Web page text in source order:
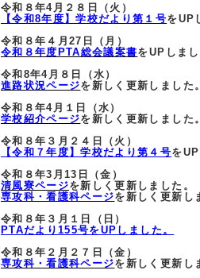
令和８年4月２８日（火）
【令和8年度】学校だより第１号をUP
令和８年４月27日（月）
令和８年度PTA総会議案書をUPしま
令和8年4月８日（水）
進路状況ページを新しく更新しました。
令和８年4月１日（水）
学校紹介ページを新しく更新しました。
令和８年３月２４日（火）
【令和７年度】学校だより第４号をUP
令和８年3月13日（金）
清風寮ページを新しく更新しました。
専攻科・看護科ページを新しく更新し
令和８年３月１日（日）
PTAだより155号をUPしました。
令和８年２月２７日（金）
専攻科・看護科ページを新しく更新し